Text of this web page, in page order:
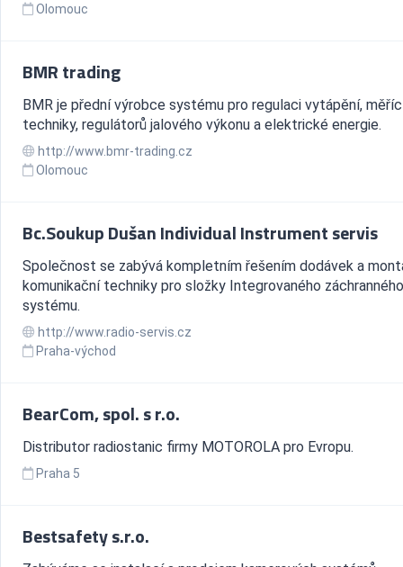
Olomouc
BMR trading
BMR je přední výrobce systému pro regulaci vytápění,
techniky, regulátorů jalového výkonu a elektrické energie.
http://www.bmr-trading.cz
Olomouc
Bc.Soukup Dušan Individual Instrument servis
Společnost se zabývá kompletním řešením dodávek a
komunikační techniky pro složky Integrovaného záchranného
systému.
http://www.radio-servis.cz
Praha-východ
BearCom, spol. s r.o.
Distributor radiostanic firmy MOTOROLA pro Evropu.
Praha 5
Bestsafety s.r.o.